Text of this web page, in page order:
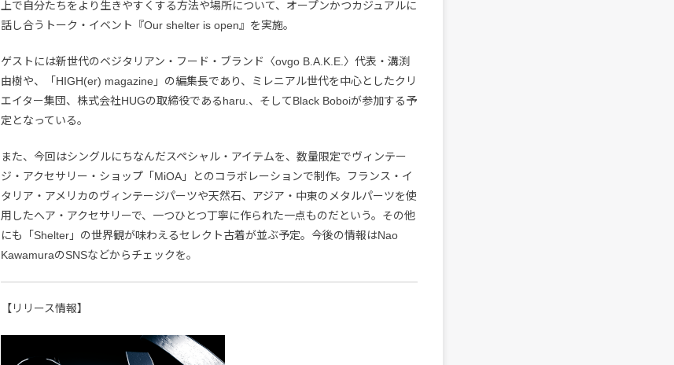
上で自分たちをより生きやすくする方法や場所について、オープンかつカジュアルに
話し合うトーク・イベント『Our shelter is open』を実施。
ゲストには新世代のベジタリアン・フード・ブランド〈ovgo B.A.K.E.〉代表・溝渕
由樹や、「HIGH(er) magazine」の編集長であり、ミレニアル世代を中心としたクリ
エイター集団、株式会社HUGの取締役であるharu.、そしてBlack Boboiが参加する予
定となっている。
また、今回はシングルにちなんだスペシャル・アイテムを、数量限定でヴィンテー
ジ・アクセサリー・ショップ「MiOA」とのコラボレーションで制作。フランス・イ
タリア・アメリカのヴィンテージパーツや天然石、アジア・中東のメタルパーツを使
用したへア・アクセサリーで、一つひとつ丁寧に作られた一点ものだという。その他
にも「Shelter」の世界観が味わえるセレクト古着が並ぶ予定。今後の情報はNao
KawamuraのSNSなどからチェックを。
【リリース情報】